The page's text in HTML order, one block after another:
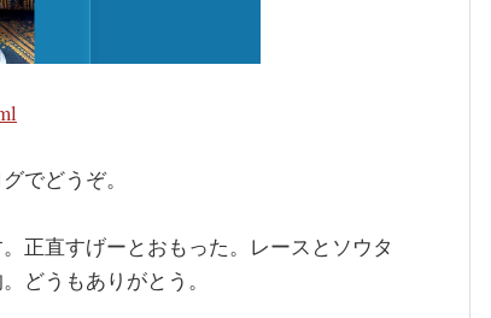
でどうぞ。
正直すげーとおもった。レースとソウタ
どうもありがとう。